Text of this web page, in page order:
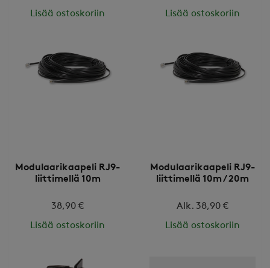
Lisää ostoskoriin
Lisää ostoskoriin
Modulaarikaapeli RJ9-
liittimellä 10m
38,90 €
Lisää ostoskoriin
Modulaarikaapeli RJ9-
liittimellä 10m / 20m
Alk. 38,90 €
Lisää ostoskoriin